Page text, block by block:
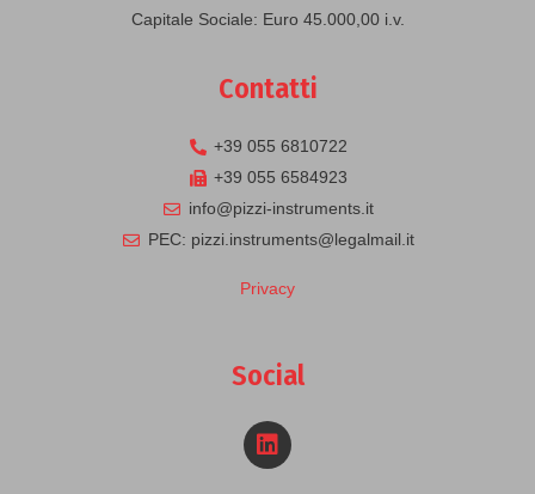
Capitale Sociale: Euro 45.000,00 i.v.
Contatti
+39 055 6810722
+39 055 6584923
info@pizzi-instruments.it
PEC: pizzi.instruments@legalmail.it
Privacy
Social